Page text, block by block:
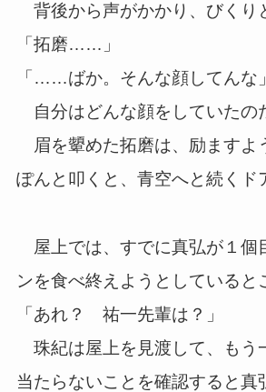
背後から声がかかり、びくり
「拓磨……」
「……ばか。そんな顔してんな」
自分はどんな顔をしていたの
眉を顰めた拓磨は、励ますよ
ぽんと叩くと、青空へと続くド
屋上では、すでに真弘が１個
ンを食べ終えようとしていると
「あれ？ 祐一先輩は？」
珠紀は屋上を見渡して、もう
当たらないことを確認すると真